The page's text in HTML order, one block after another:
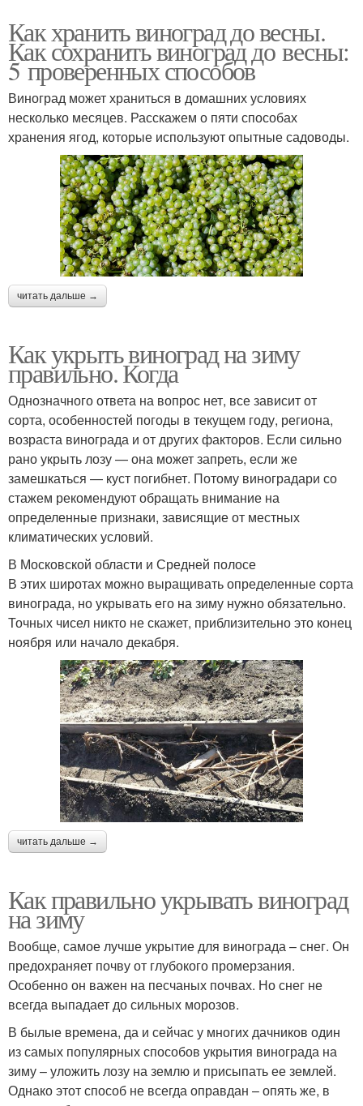
Как хранить виноград до весны.
Как сохранить виноград до весны:
5 проверенных способов
Виноград может храниться в домашних условиях
несколько месяцев. Расскажем о пяти способах
хранения ягод, которые используют опытные садоводы.
читать дальше →
Как укрыть виноград на зиму
правильно. Когда
Однозначного ответа на вопрос нет, все зависит от
сорта, особенностей погоды в текущем году, региона,
возраста винограда и от других факторов. Если сильно
рано укрыть лозу — она может запреть, если же
замешкаться — куст погибнет. Потому виноградари со
стажем рекомендуют обращать внимание на
определенные признаки, зависящие от местных
климатических условий.
В Московской области и Средней полосе
В этих широтах можно выращивать определенные сорта
винограда, но укрывать его на зиму нужно обязательно.
Точных чисел никто не скажет, приблизительно это конец
ноября или начало декабря.
читать дальше →
Как правильно укрывать виноград
на зиму
Вообще, самое лучше укрытие для винограда – снег. Он
предохраняет почву от глубокого промерзания.
Особенно он важен на песчаных почвах. Но снег не
всегда выпадает до сильных морозов.
В былые времена, да и сейчас у многих дачников один
из самых популярных способов укрытия винограда на
зиму – уложить лозу на землю и присыпать ее землей.
Однако этот способ не всегда оправдан – опять же, в